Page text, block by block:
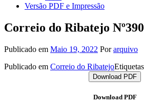
Versão PDF e Impressão
Correio do Ribatejo
Publicado em Maio 19, 2022 Porarquivo
Publicado em Correio do RibatejoEtiquetas
Download PDF
Download PDF